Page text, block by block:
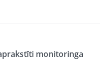
monitoringa